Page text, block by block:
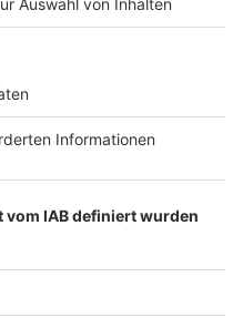
der
man überall genießen
nix, wenn's
gibt esInfos zu den